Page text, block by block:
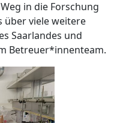
in die Forschung
über viele weitere
Saarlandes und
Betreuer*innenteam.